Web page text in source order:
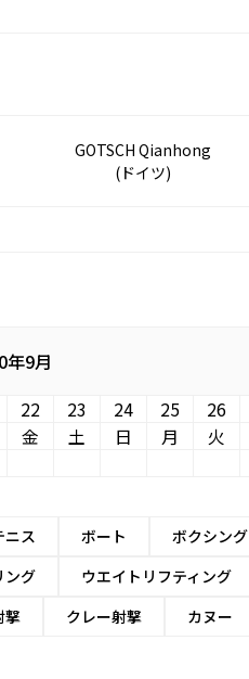
GOTSCH Qianhong
(ドイツ)
年9月
22 23 24 25 26
金 土 日 月 火
ニス ボート ボクシング
ング ウエイトリフティング
撃 クレー射撃 カヌー